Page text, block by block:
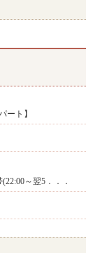
ート】
～翌5．．．